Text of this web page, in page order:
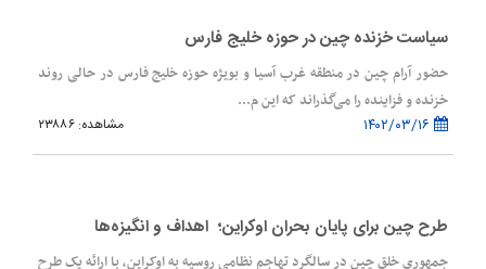
سیاست خزنده چین در حوزه خلیج فارس
حضور آرام چین در منطقه غرب آسیا و بویژه حوزه خلیج فارس در حالی روند
خزنده و فزاینده را می‌گذراند که این م...
مشاهده: ۲۳۸۸۶
طرح چین برای پایان بحران اوکراین؛ اهداف و انگیزه‌ها
جمهوری خلق چین در سالگرد تهاجم نظامی روسیه به اوکراین، با ارائه یک طرح